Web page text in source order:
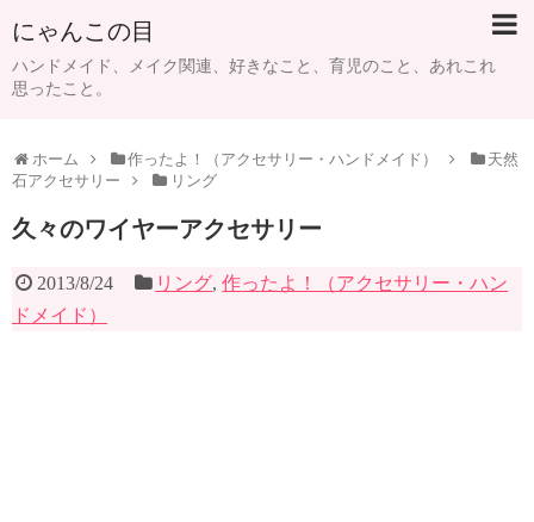
にゃんこの目
ハンドメイド、メイク関連、好きなこと、育児のこと、あれこれ
思ったこと。
ホーム 作ったよ！（アクセサリー・ハンドメイド）
天然
石アクセサリー
リング
久々のワイヤーアクセサリー
2013/8/24 リング,作ったよ！（アクセサリー・ハン
ドメイド）